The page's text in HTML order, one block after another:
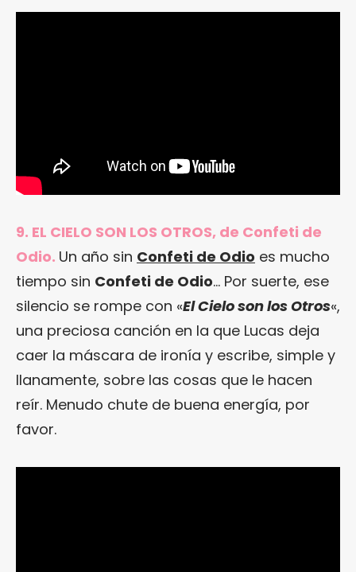
9. EL CIELO SON LOS OTROS, de Confeti de
Odio. Un año sin Confeti de Odio es mucho
tiempo sin Confeti de Odio… Por suerte, ese
silencio se rompe con «El Cielo son los Otros«,
una preciosa canción en la que Lucas deja
caer la máscara de ironía y escribe, simple y
llanamente, sobre las cosas que le hacen
reír. Menudo chute de buena energía, por
favor.